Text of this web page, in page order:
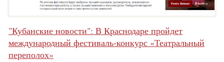
"Кубанские новости": В Краснодаре пройдет
международный фестиваль-конкурс «Театральный
переполох»